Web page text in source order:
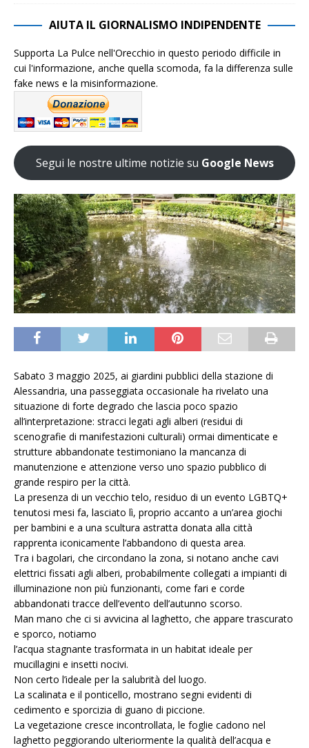
AIUTA IL GIORNALISMO INDIPENDENTE
Supporta La Pulce nell'Orecchio in questo periodo difficile in
cui l'informazione, anche quella scomoda, fa la differenza sulle
fake news e la misinformazione.
Segui le nostre ultime notizie su Google News
Sabato 3 maggio 2025, ai giardini pubblici della stazione di
Alessandria, una passeggiata occasionale ha rivelato una
situazione di forte degrado che lascia poco spazio
all’interpretazione: stracci legati agli alberi (residui di
scenografie di manifestazioni culturali) ormai dimenticate e
strutture abbandonate testimoniano la mancanza di
manutenzione e attenzione verso uno spazio pubblico di
grande respiro per la città.
La presenza di un vecchio telo, residuo di un evento LGBTQ+
tenutosi mesi fa, lasciato lì, proprio accanto a un’area giochi
per bambini e a una scultura astratta donata alla città
rapprenta iconicamente l’abbandono di questa area.
Tra i bagolari, che circondano la zona, si notano anche cavi
elettrici fissati agli alberi, probabilmente collegati a impianti di
illuminazione non più funzionanti, come fari e corde
abbandonati tracce dell’evento dell’autunno scorso.
Man mano che ci si avvicina al laghetto, che appare trascurato
e sporco, notiamo
l’acqua stagnante trasformata in un habitat ideale per
mucillagini e insetti nocivi.
Non certo l’ideale per la salubrità del luogo.
La scalinata e il ponticello, mostrano segni evidenti di
cedimento e sporcizia di guano di piccione.
La vegetazione cresce incontrollata, le foglie cadono nel
laghetto peggiorando ulteriormente la qualità dell’acqua e